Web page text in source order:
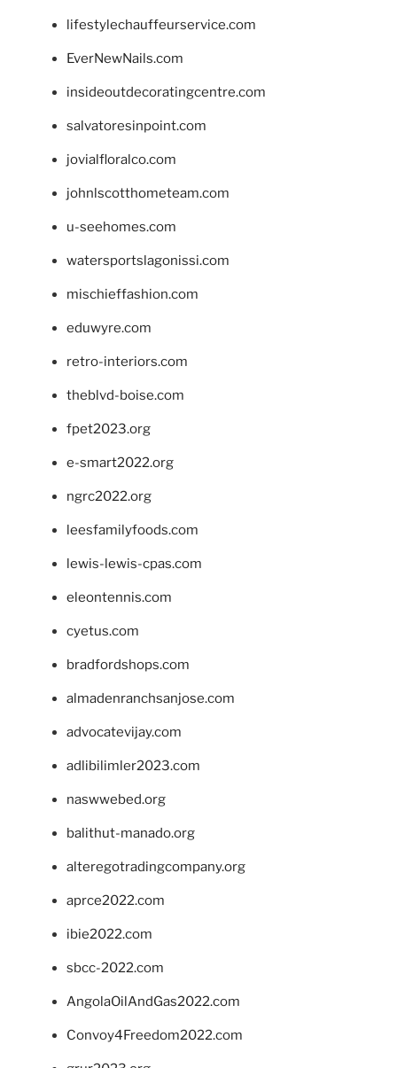
lifestylechauffeurservice.com
EverNewNails.com
insideoutdecoratingcentre.com
salvatoresinpoint.com
jovialfloralco.com
johnlscotthometeam.com
u-seehomes.com
watersportslagonissi.com
mischieffashion.com
eduwyre.com
retro-interiors.com
theblvd-boise.com
fpet2023.org
e-smart2022.org
ngrc2022.org
leesfamilyfoods.com
lewis-lewis-cpas.com
eleontennis.com
cyetus.com
bradfordshops.com
almadenranchsanjose.com
advocatevijay.com
adlibilimler2023.com
naswwebed.org
balithut-manado.org
alteregotradingcompany.org
aprce2022.com
ibie2022.com
sbcc-2022.com
AngolaOilAndGas2022.com
Convoy4Freedom2022.com